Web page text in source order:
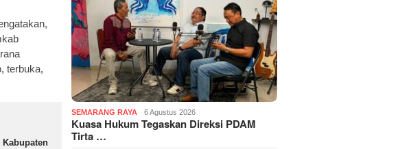
terbuka,
Kabupaten
SEMARANG RAYA 6 Agustus 2026
Kuasa Hukum Tegaskan Direksi PDAM
Tirta …